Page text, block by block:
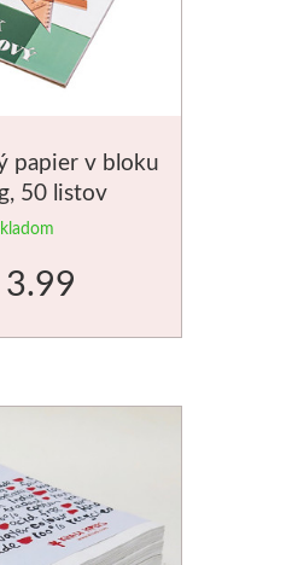
papier v bloku
50 listov